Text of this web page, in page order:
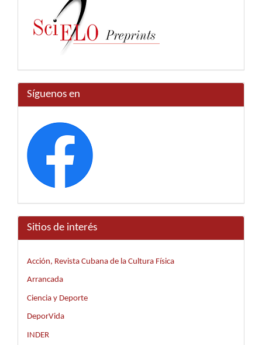
Síguenos en
Sitios de interés
Acción, Revista Cubana de la Cultura Física
Arrancada
Ciencia y Deporte
DeporVida
INDER